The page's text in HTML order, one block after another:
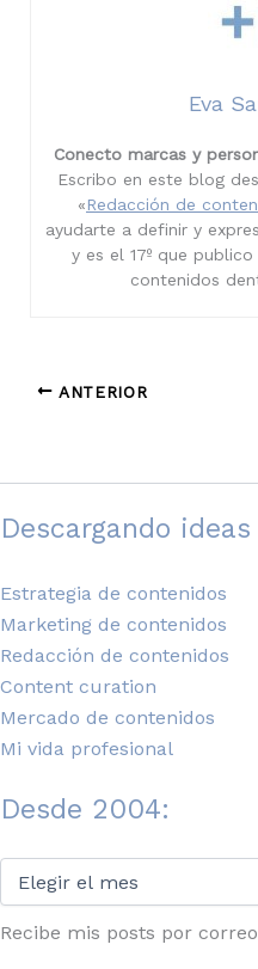
Eva
Conecto marcas y
Escribo en este blog
«Redacción de
ayudarte a definir y
y es el 17º que
contenidos
ANTERIOR
Descargando
Estrategia de contenidos
Marketing de contenidos
Redacción de contenidos
Content curation
Mercado de contenidos
Mi vida profesional
Desde 2004:
2004:
Recibe mis posts por correo